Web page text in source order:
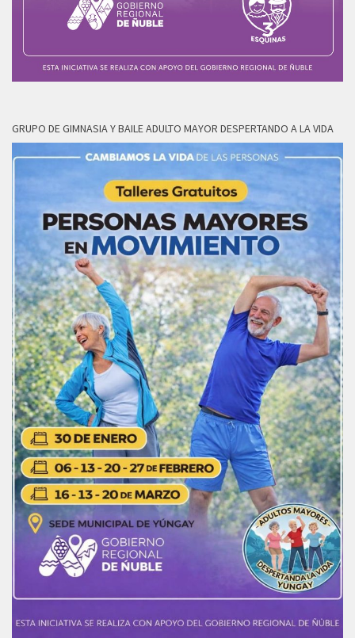
GRUPO DE GIMNASIA Y BAILE ADULTO MAYOR DESPERTANDO A LA VIDA